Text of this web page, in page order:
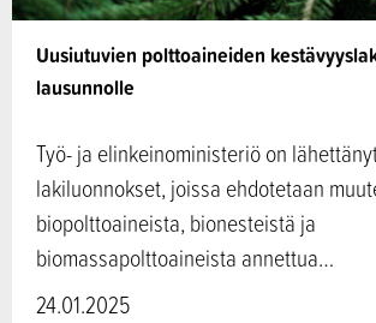
Uusiutuvien polttoaineiden
lausunnolle
Työ- ja elinkeinoministeriö on
lakiluonnokset, joissa ehdotetaan
biopolttoaineista, bionesteistä ja
biomassapolttoaineista annettua…
24.01.2025